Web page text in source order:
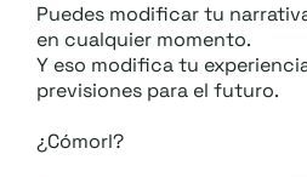
Puedes modificar tu
en cualquier momento.
Y eso modifica tu
previsiones para el futuro.
¿Cómorl?